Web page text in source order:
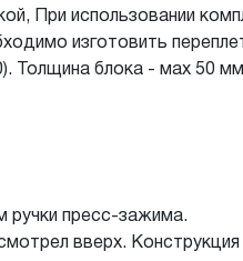
При использовании
изготовить
Толщина блока - мах 50
ручки пресс-зажима.
вверх. Конструкция